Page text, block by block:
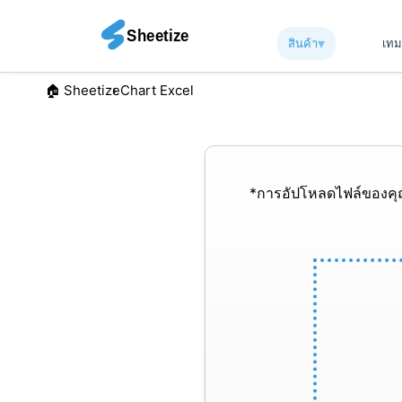
สินค้า▾︎ เท
🏠︎ SheetizeChart Excel
*การอัปโหลดไฟล์ของ